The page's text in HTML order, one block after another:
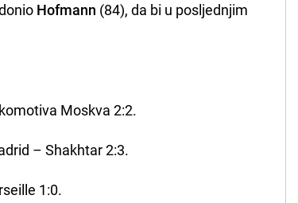
Hofmann (84), da bi u posljednjim
Moskva 2:2.
– Shakhtar 2:3.
1:0.